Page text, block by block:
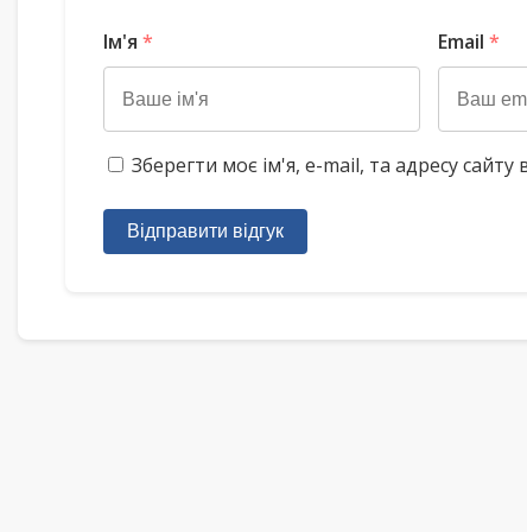
Ім'я * Email *
Зберегти моє ім'я, e-mail, та адресу
Відправити відгук